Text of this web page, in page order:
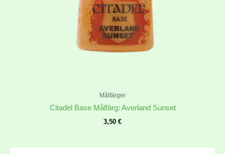
Målfärger
Citadel Base Målfärg: Averland Sunset
3,50 €